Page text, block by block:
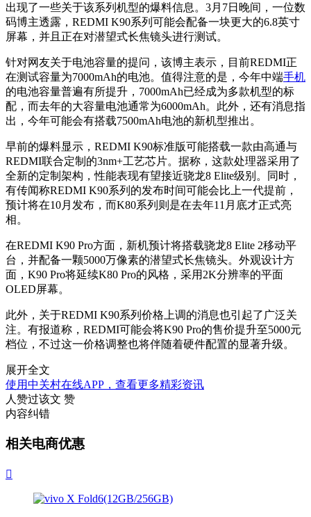
出现了一些关于该系列机型的爆料信息。3月7日晚间，一位数
码博主透露，REDMI K90系列可能会配备一块更大的6.8英寸
屏幕，并且正在对潜望式长焦镜头进行测试。
针对网友关于电池容量的提问，该博主表示，目前REDMI正
在测试容量为7000mAh的电池。值得注意的是，今年中端手机
的电池容量普遍有所提升，7000mAh已经成为多款机型的标
配，而去年的大容量电池通常为6000mAh。此外，还有消息指
出，今年可能会有搭载7500mAh电池的新机型推出。
早前的爆料显示，REDMI K90标准版可能搭载一款由高通与
REDMI联合定制的3nm+工艺芯片。据称，这款处理器采用了
全新的定制架构，性能表现有望接近骁龙8 Elite级别。同时，
有传闻称REDMI K90系列的发布时间可能会比上一代提前，
预计将在10月发布，而K80系列则是在去年11月底才正式亮
相。
在REDMI K90 Pro方面，新机预计将搭载骁龙8 Elite 2移动平
台，并配备一颗5000万像素的潜望式长焦镜头。外观设计方
面，K90 Pro将延续K80 Pro的风格，采用2K分辨率的平面
OLED屏幕。
此外，关于REDMI K90系列价格上调的消息也引起了广泛关
注。有报道称，REDMI可能会将K90 Pro的售价提升至5000元
档位，不过这一价格调整也将伴随着硬件配置的显著升级。
展开全文
使用中关村在线APP，查看更多精彩资讯
人赞过该文 赞
内容纠错
相关电商优惠
